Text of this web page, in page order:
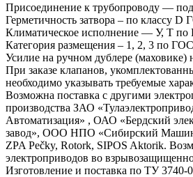
Присоединение к трубопроводу — под
Герметичность затвора – по классу D
Климатическое исполнение — У, Т
Категория размещения – 1, 2, 3 по
Усилие на ручном дублере (маховике)
При заказе клапанов,
необходимо указывать требуемые
Возможна поставка с другими
производства ЗАО
Автоматизация» , ОАО «Бердский
завод», ООО НПО «Сибирский
ZPA Pečky, Rotork, SIPOS Aktorik.
электроприводов во
Изготовление и поставка по ТУ 3740-